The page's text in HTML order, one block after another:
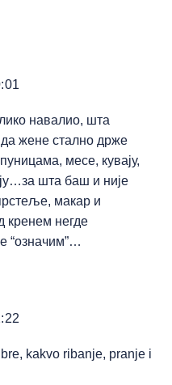
навалио, шта
жене стално држе
месе, кувају,
шта баш и није
макар и
кренем негде
“означим”…
kakvo ribanje, pranje i